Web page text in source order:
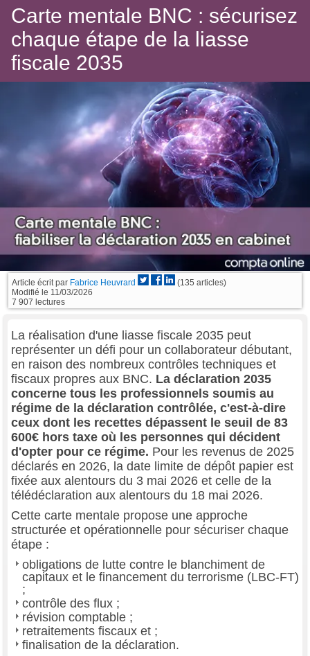
Carte mentale BNC : sécurisez
chaque étape de la liasse
fiscale 2035
Article écrit par Fabrice Heuvrard
(135 articles)
Modifié le 11/03/2026
7 907 lectures
La réalisation d'une liasse fiscale 2035 peut
représenter un défi pour un collaborateur débutant,
en raison des nombreux contrôles techniques et
fiscaux propres aux BNC. La déclaration 2035
concerne tous les professionnels soumis au
régime de la déclaration contrôlée, c'est-à-dire
ceux dont les recettes dépassent le seuil de 83
600€ hors taxe où les personnes qui décident
d'opter pour ce régime. Pour les revenus de 2025
déclarés en 2026, la date limite de dépôt papier est
fixée aux alentours du 3 mai 2026 et celle de la
télédéclaration aux alentours du 18 mai 2026.
Cette carte mentale propose une approche
structurée et opérationnelle pour sécuriser chaque
étape :
obligations de lutte contre le blanchiment de
capitaux et le financement du terrorisme (LBC-FT)
;
contrôle des flux ;
révision comptable ;
retraitements fiscaux et ;
finalisation de la déclaration.